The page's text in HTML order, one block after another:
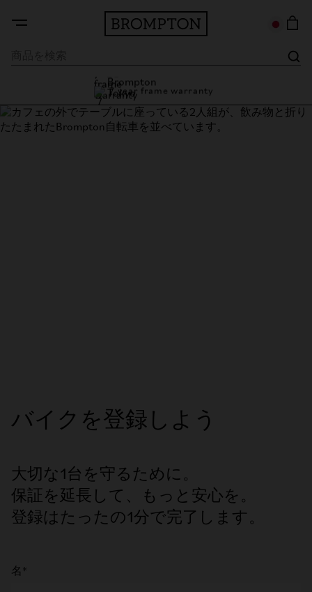
7 year frame warranty
バイクを登録しよう
大切な1台を守るために。
保証を延長して、もっと安心を。
登録はたったの1分で完了します。
名*